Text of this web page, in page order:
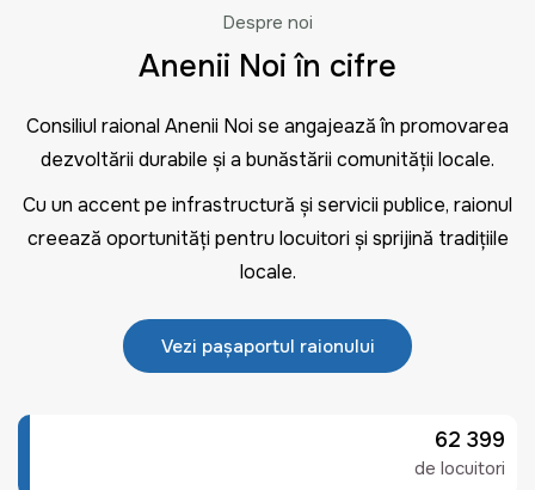
Despre noi
Anenii Noi în cifre
Consiliul raional Anenii Noi se angajează în promovarea
dezvoltării durabile și a bunăstării comunității locale.
Cu un accent pe infrastructură și servicii publice, raionul
creează oportunități pentru locuitori și sprijină tradițiile
locale.
Vezi pașaportul raionului
62 399
de locuitori